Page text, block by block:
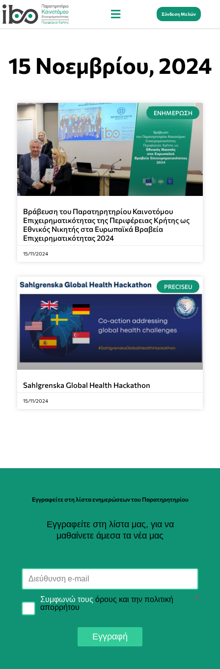
Σύνδεση Μελών
15 Νοεμβρίου, 2024
ΕΝΗΜΈΡΩΣΗ
Βράβευση του Παρατηρητηρίου Καινοτόμου
Επιχειρηματικότητας της Περιφέρειας Κρήτης ως
Εθνικός Νικητής στα Ευρωπαϊκά Βραβεία
Επιχειρηματικότητας 2024
15/11/2024
PRECISEU
Sahlgrenska Global Health Hackathon
15/11/2024
Εγγραφείτε στη λίστα ενημερώσεων του Παρατηρητηρίου
Εγγραφείτε στη λίστα μας, για να
μαθαίνετε άμεσα τα νέα μας
Συμφωνώ τους όρους και την πολιτική
απορρήτου
*
Εγγραφή